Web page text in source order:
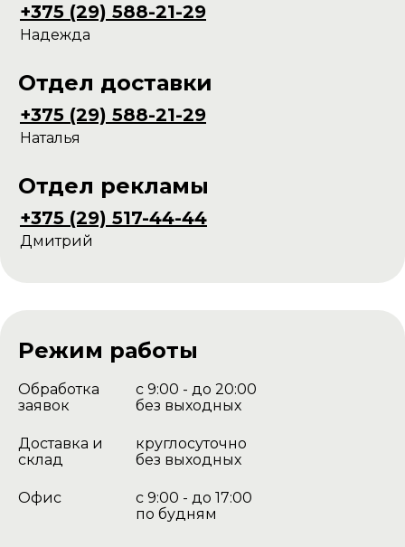
Надежда
Отдел доставки
Отдел рекламы
+375 (29) 588-21-29
Наталья
+375 (29) 588-21-29
Дмитрий
+375 (29) 517-44-44
Обработка
заявок
с 9:00 - до 20:00
без выходных
Доставка и
склад
круглосуточно
без выходных
Офис
с 9:00 - до 17:00
по будням
Режим работы